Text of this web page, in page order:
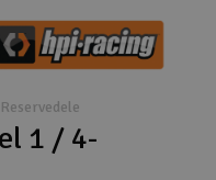
Reservedele
1 / 4-